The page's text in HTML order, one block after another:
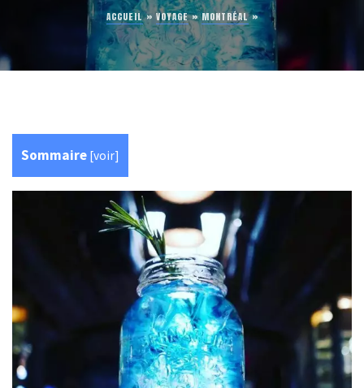
ACCUEIL» VOYAGE»MONTRÉAL»
Sommaire [voir]